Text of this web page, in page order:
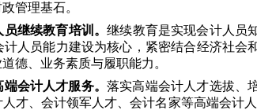
管理基石。
继续教育培训。继续教育是实现会计人员
人员能力建设为核心，紧密结合经济社会
德、业务素质与履职能力。
端会计人才服务。落实高端会计人才选拔、
才、会计领军人才、会计名家等高端会计